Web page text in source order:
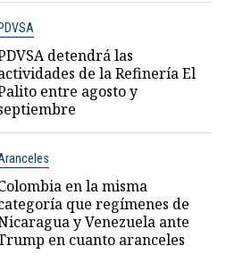
detendrá las
de la Refinería El
entre agosto y
en la misma
que regímenes de
y Venezuela ante
en cuanto aranceles